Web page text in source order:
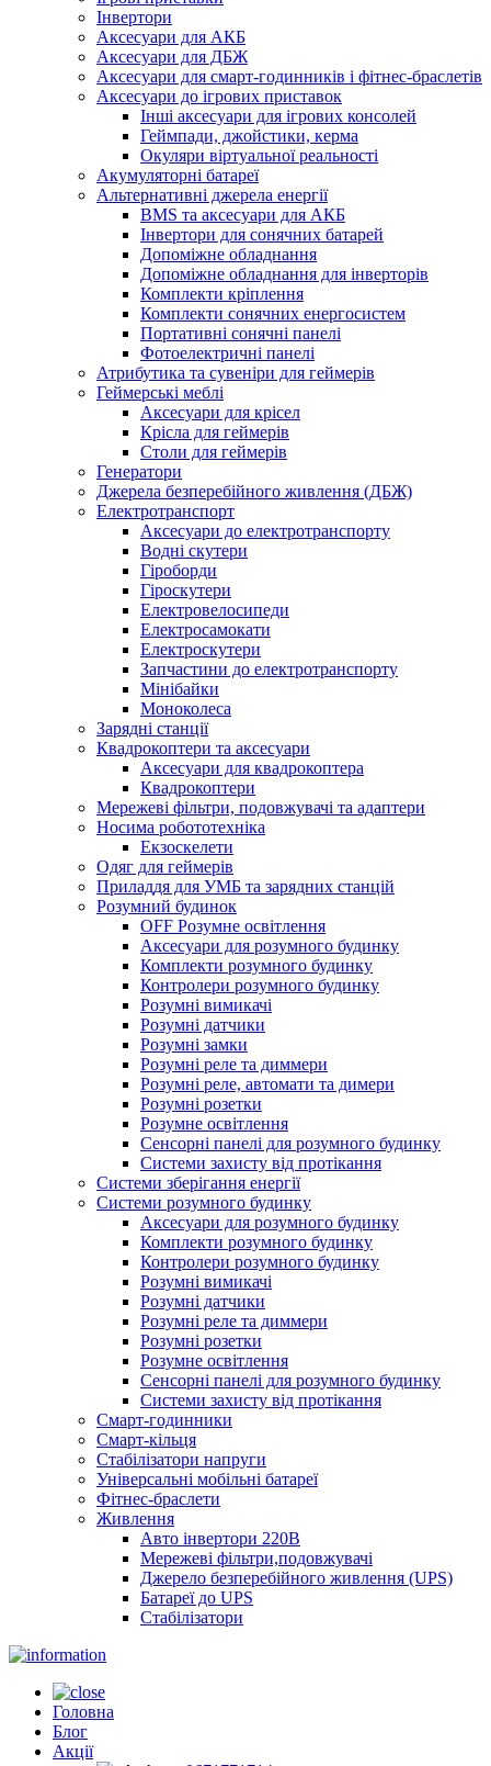
Інвертори
Аксесуари для АКБ
Аксесуари для ДБЖ
Аксесуари для смарт-годинників і фітнес-браслетів
Аксесуари до ігрових приставок
Інші аксесуари для ігрових консолей
Геймпади, джойстики, керма
Окуляри віртуальної реальності
Акумуляторні батареї
Альтернативні джерела енергії
BMS та аксесуари для АКБ
Інвертори для сонячних батарей
Допоміжне обладнання
Допоміжне обладнання для інверторів
Комплекти кріплення
Комплекти сонячних енергосистем
Портативні сонячні панелі
Фотоелектричні панелі
Атрибутика та сувеніри для геймерів
Геймерські меблі
Аксесуари для крісел
Крісла для геймерів
Столи для геймерів
Генератори
Джерела безперебійного живлення (ДБЖ)
Електротранспорт
Аксесуари до електротранспорту
Водні скутери
Гіроборди
Гіроскутери
Електровелосипеди
Електросамокати
Електроскутери
Запчастини до електротранспорту
Мінібайки
Моноколеса
Зарядні станції
Квадрокоптери та аксесуари
Аксесуари для квадрокоптера
Квадрокоптери
Мережеві фільтри, подовжувачі та адаптери
Носима робототехніка
Екзоскелети
Одяг для геймерів
Приладдя для УМБ та зарядних станцій
Розумний будинок
OFF Розумне освітлення
Аксесуари для розумного будинку
Комплекти розумного будинку
Контролери розумного будинку
Розумні вимикачі
Розумні датчики
Розумні замки
Розумні реле та диммери
Розумні реле, автомати та димери
Розумні розетки
Розумне освітлення
Сенсорні панелі для розумного будинку
Системи захисту від протікання
Системи зберігання енергії
Системи розумного будинку
Аксесуари для розумного будинку
Комплекти розумного будинку
Контролери розумного будинку
Розумні вимикачі
Розумні датчики
Розумні реле та диммери
Розумні розетки
Розумне освітлення
Сенсорні панелі для розумного будинку
Системи захисту від протікання
Смарт-годинники
Смарт-кільця
Стабілізатори напруги
Універсальні мобільні батареї
Фітнес-браслети
Живлення
Авто інвертори 220В
Мережеві фільтри,подовжувачі
Джерело безперебійного живлення (UPS)
Батареї до UPS
Стабілізатори
Головна
Блог
Акції